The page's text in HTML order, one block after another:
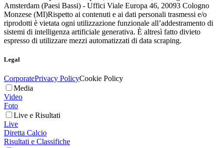
Amsterdam (Paesi Bassi) - Uffici Viale Europa 46, 20093 Cologno
Monzese (MI)Rispetto ai contenuti e ai dati personali trasmessi e/o
riprodotti è vietata ogni utilizzazione funzionale all’addestramento di
sistemi di intelligenza artificiale generativa. È altresì fatto divieto
espresso di utilizzare mezzi automatizzati di data scraping.
Legal
CorporatePrivacy PolicyCookie Policy
Media
Video
Foto
Live e Risultati
Live
Diretta Calcio
Risultati e Classifiche